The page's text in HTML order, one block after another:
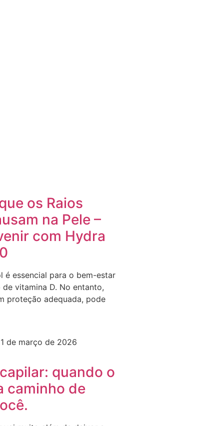
os Raios
na Pele –
com Hydra
é essencial para o bem-estar
vitamina D. No entanto,
proteção adequada, pode
de março de 2026
quando o
caminho de